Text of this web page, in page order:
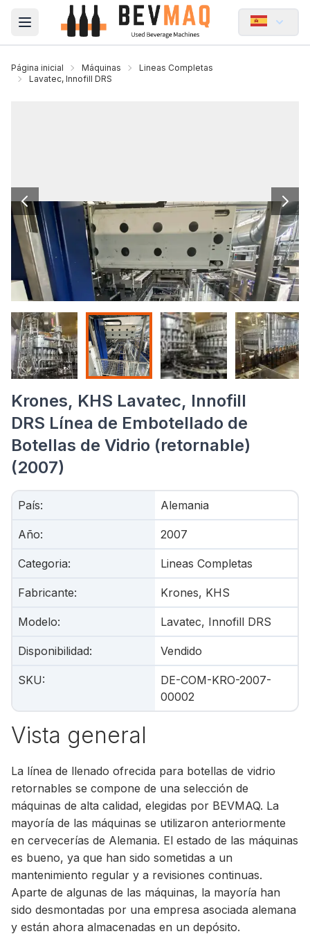
Open main menu
Página inicial Máquinas
Lineas Completas
Lavatec, Innofill DRS
Krones, KHS Lavatec, Innofill
DRS Línea de Embotellado de
Botellas de Vidrio (retornable)
(2007)
País: Alemania
Año: 2007
Categoria: Lineas Completas
Fabricante: Krones, KHS
Modelo: Lavatec, Innofill DRS
Disponibilidad: Vendido
SKU:
DE-COM-KRO-2007-
00002
Vista general
La línea de llenado ofrecida para botellas de vidrio
retornables se compone de una selección de
máquinas de alta calidad, elegidas por BEVMAQ. La
mayoría de las máquinas se utilizaron anteriormente
en cervecerías de Alemania. El estado de las máquinas
es bueno, ya que han sido sometidas a un
mantenimiento regular y a revisiones continuas.
Aparte de algunas de las máquinas, la mayoría han
sido desmontadas por una empresa asociada alemana
y están ahora almacenadas en un depósito.